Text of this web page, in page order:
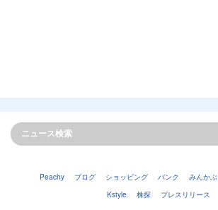
Peachy ブログ ショッピング バンク みんかぶ
Kstyle
株探 プレスリリース